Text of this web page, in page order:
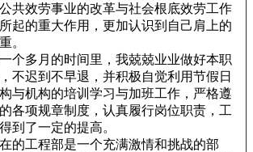
共效劳事业的改革与社会根底效劳工作
起的重大作用，更加认识到自己肩上的
。
个多月的时间里，我兢兢业业做好本职
不迟到不早退，并积极自觉利用节假日
与机构的培训学习与加班工作，严格遵
各项规章制度，认真履行岗位职责，工
到了一定的提高。
的工程部是一个充满激情和挑战的部